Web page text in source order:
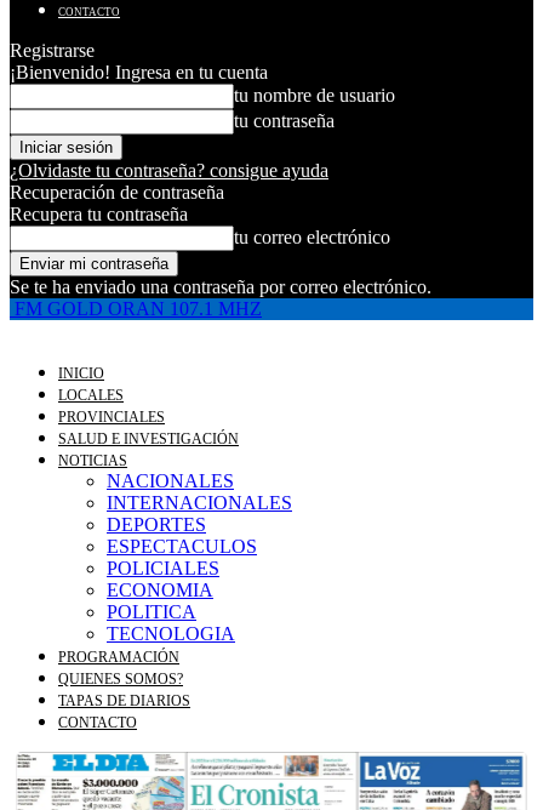
CONTACTO
Registrarse
¡Bienvenido! Ingresa en tu cuenta
tu nombre de usuario
tu contraseña
¿Olvidaste tu contraseña? consigue ayuda
Recuperación de contraseña
Recupera tu contraseña
tu correo electrónico
Se te ha enviado una contraseña por correo electrónico.
FM GOLD ORAN 107.1 MHZ
INICIO
LOCALES
PROVINCIALES
SALUD E INVESTIGACIÓN
NOTICIAS
NACIONALES
INTERNACIONALES
DEPORTES
ESPECTACULOS
POLICIALES
ECONOMIA
POLITICA
TECNOLOGIA
PROGRAMACIÓN
QUIENES SOMOS?
TAPAS DE DIARIOS
CONTACTO